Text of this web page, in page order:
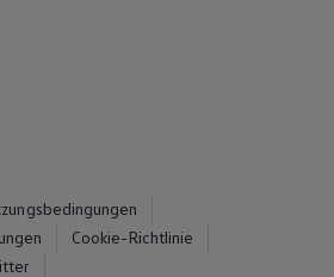
Cookie-Richtlinie